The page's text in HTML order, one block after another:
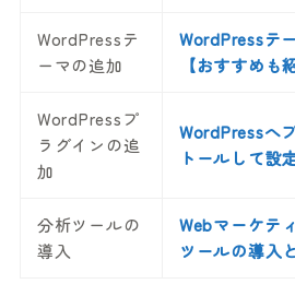
WordPressテ
ーマの追加
WordPressテ
【おすすめも
WordPressプ
ラグインの追
加
WordPressへ
トールして設
分析ツールの
導入
Webマーケテ
ツールの導入